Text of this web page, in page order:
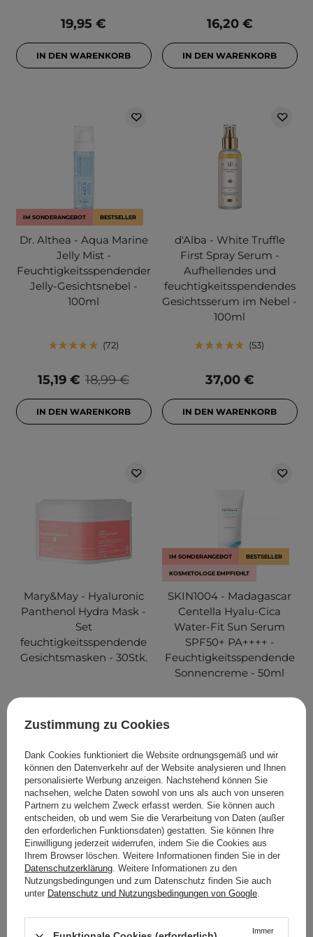
19,95 €
IN DEN WARENKORB
16,20 €
IN DEN WARENKORB
IM SONDERANGEBOT BESTSELLER
Dr. Althea - Aqua Marine
Jelly Mist -
Feuchtigkeitsspendender
Jelly-Gesichtsnebel -
100ml
72
18,99 €
15,19 €
IN DEN WARENKORB
d'Alba - White Truffle
First Spray Serum -
Aufhellendes und
feuchtigkeitsspendendes
Gesichtsserum im Nebel -
100ml
53
37,00 €
IN DEN WARENKORB
Mary&May - Hyaluronic
Panthenol Hydra Mask -
Set
feuchtigkeitsspendende
Gesichtsmasken - 30Stk.
138
14,90 €
IN DEN WARENKORB
IM SONDERANGEBOT BESTSELLER
KOSMETOLOGE EMPFIEHLT
SKIN1004 - Madagascar
Centella Hyalu-Cica
Water-Fit Sun Serum
SPF50+ PA++++ -
Feuchtigkeitsspendende
Sonnencreme - 50ml
195
IN DEN WARENKORB
BESTSELLER
Zustimmung zu Cookies
Dank Cookies funktioniert die Website ordnungsgemäß und wir
können den Datenverkehr auf der Website analysieren und Ihnen
personalisierte Werbung anzeigen. Nachstehend können Sie
nachsehen, welche Daten sowohl von uns als auch von unseren
Partnern zu welchem Zweck erfasst werden. Sie können auch
entscheiden, ob und wem Sie die Verarbeitung von Daten (außer
den erforderlichen Funktionsdaten) gestatten. Sie können Ihre
Einwilligung jederzeit widerrufen, indem Sie die Cookies aus
Ihrem Browser löschen. Weitere Informationen finden Sie in der
Datenschutzerklärung . Weitere Informationen zu den
Nutzungsbedingungen und zum Datenschutz finden Sie auch
unter Datenschutz und Nutzungsbedingungen von Google
Immer